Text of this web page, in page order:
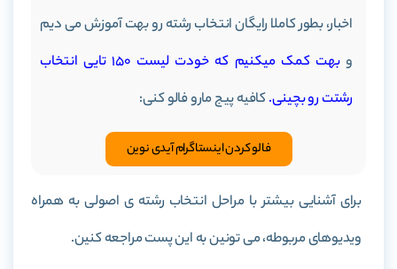
اخبار، بطور کاملا رایگان انتخاب رشته رو بهت آموزش می دیم
و
بهت کمک میکنیم که خودت لیست 150 تایی انتخاب
رشتت رو بچینی.کافیه پیج مارو فالو کنی:
فالو کردن اینستاگرام آیدی نوین
برای آشنایی بیشتر با مراحل انتخاب رشته ی اصولی به همراه
ویدیوهای مربوطه، می تونین به این پست مراجعه کنین.